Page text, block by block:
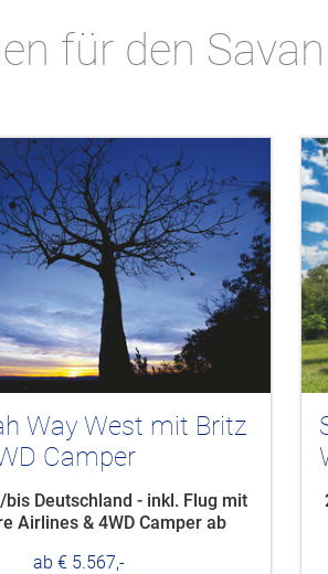
für den
Way Ost mit Britz
Camper
bis Deutschland - inkl. Flug mit
Airlines & 4WD Camper ab
ab € 5.339,-